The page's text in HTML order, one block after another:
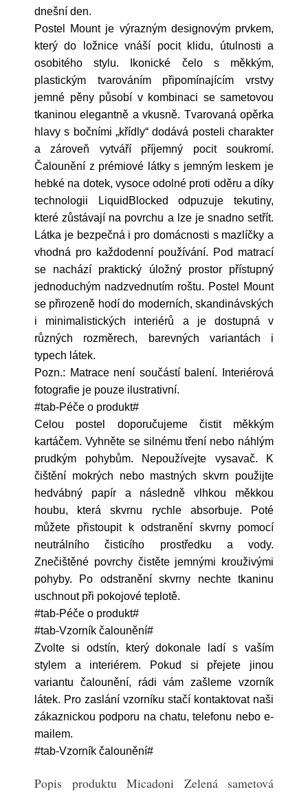
dnešní den.
Postel Mount je výrazným designovým prvkem,
který do ložnice vnáší pocit klidu, útulnosti a
osobitého stylu. Ikonické čelo s měkkým,
plastickým tvarováním připomínajícím vrstvy
jemné pěny působí v kombinaci se sametovou
tkaninou elegantně a vkusně. Tvarovaná opěrka
hlavy s bočními „křídly“ dodává posteli charakter
a zároveň vytváří příjemný pocit soukromí.
Čalounění z prémiové látky s jemným leskem je
hebké na dotek, vysoce odolné proti oděru a díky
technologii LiquidBlocked odpuzuje tekutiny,
které zůstávají na povrchu a lze je snadno setřít.
Látka je bezpečná i pro domácnosti s mazlíčky a
vhodná pro každodenní používání. Pod matrací
se nachází praktický úložný prostor přístupný
jednoduchým nadzvednutím roštu. Postel Mount
se přirozeně hodí do moderních, skandinávských
i minimalistických interiérů a je dostupná v
různých rozměrech, barevných variantách i
typech látek.
Pozn.: Matrace není součástí balení. Interiérová
fotografie je pouze ilustrativní.
#tab-Péče o produkt#
Celou postel doporučujeme čistit měkkým
kartáčem. Vyhněte se silnému tření nebo náhlým
prudkým pohybům. Nepoužívejte vysavač. K
čištění mokrých nebo mastných skvrn použijte
hedvábný papír a následně vlhkou měkkou
houbu, která skvrnu rychle absorbuje. Poté
můžete přistoupit k odstranění skvrny pomocí
neutrálního čisticího prostředku a vody.
Znečištěné povrchy čistěte jemnými krouživými
pohyby. Po odstranění skvrny nechte tkaninu
uschnout při pokojové teplotě.
#tab-Péče o produkt#
#tab-Vzorník čalounění#
Zvolte si odstín, který dokonale ladí s vaším
stylem a interiérem. Pokud si přejete jinou
variantu čalounění, rádi vám zašleme vzorník
látek. Pro zaslání vzorníku stačí kontaktovat naši
zákaznickou podporu na chatu, telefonu nebo e-
mailem.
#tab-Vzorník čalounění#
Popis produktu Micadoni Zelená sametová